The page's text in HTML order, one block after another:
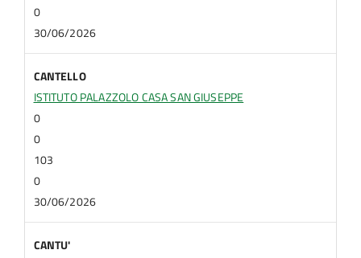
0
30/06/2026
CANTELLO
ISTITUTO PALAZZOLO CASA SAN GIUSEPPE
0
0
103
0
30/06/2026
CANTU'